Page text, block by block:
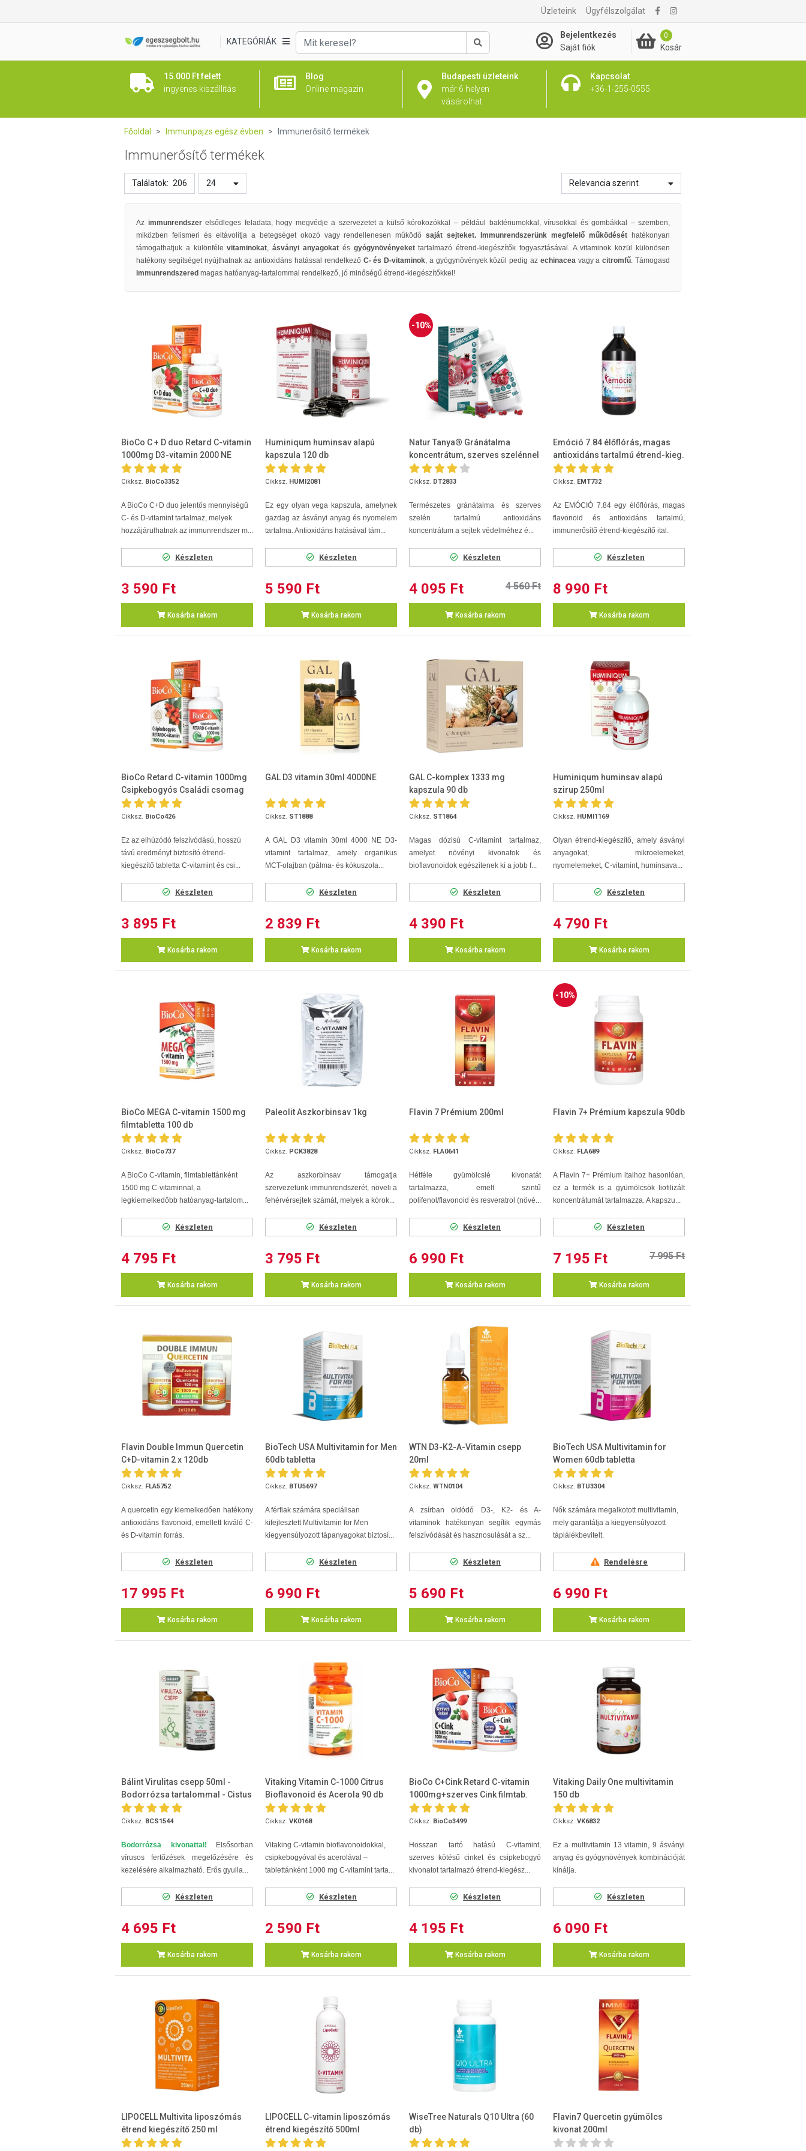
Üzleteink Ügyfélszolgálat
KATEGÓRIÁK
Keresés
Bejelentkezés
Saját fiók
0
Kosár
15.000 Ft felett
ingyenes kiszállítás
Blog
Online magazin
Budapesti üzleteink
már 6 helyen
vásárolhat
Kapcsolat
+36-1-255-0555
Főoldal Immunpajzs egész évben Immunerősítő termékek
Immunerősítő termékek
Találatok: 206 24 Relevancia szerint
Az immunrendszer elsődleges feladata, hogy megvédje a szervezetet a külső kórokozókkal – például baktériumokkal, vírusokkal és gombákkal – szemben,
miközben felismeri és eltávolítja a betegséget okozó vagy rendellenesen működősaját sejteket. Immunrendszerünk megfelelő működését
hatékonyan
támogathatjuk a különfélevitaminokat,ásványi anyagokat és gyógynövényekettartalmazó étrend-kiegészítők fogyasztásával. A vitaminok közül különösen
hatékony segítséget nyújthatnak az antioxidáns hatással rendelkezőC- és D-vitaminok, a gyógynövények közül pedig az echinacea vagy acitromfű. Támogasd
immunrendszered magas hatóanyag-tartalommal rendelkező, jó minőségű étrend-kiegészítőkkel!
BioCo C + D duo Retard C-vitamin
1000mg D3-vitamin 2000 NE
Cikksz. BioCo3352
A BioCo C+D duo jelentős mennyiségű
C- és D-vitamint tartalmaz, melyek
hozzájárulhatnak az immunrendszer m...
Készleten
3 590 Ft
Kosárba rakom
Huminiqum huminsav alapú
kapszula 120 db
Cikksz. HUMI2081
Ez egy olyan vega kapszula, amelynek
gazdag az ásványi anyag és nyomelem
tartalma. Antioxidáns hatásával tám...
Készleten
5 590 Ft
Kosárba rakom
-10%
Natur Tanya® Gránátalma
koncentrátum, szerves szelénnel
500ml
Cikksz. DT2833
Természetes gránátalma és szerves
szelén tartalmú antioxidáns
koncentrátum a sejtek védelméhez é...
Készleten
4 095 Ft 4 560 Ft
Kosárba rakom
Emóció 7.84 élőflórás, magas
antioxidáns tartalmú étrend-kieg.
Cikksz. EMT732
Az EMÓCIÓ 7.84 egy élőflórás, magas
flavonoid és antioxidáns tartalmú,
immunerősítő étrend-kiegészítő ital.
Készleten
8 990 Ft
Kosárba rakom
BioCo Retard C-vitamin 1000mg
Csipkebogyós Családi csomag
100db
Cikksz. BioCo426
Ez az elhúzódó felszívódású, hosszú
távú eredményt biztosító étrend-
kiegészítő tabletta C-vitamint és csi...
Készleten
3 895 Ft
Kosárba rakom
GAL D3 vitamin 30ml 4000NE
Cikksz. ST1888
A GAL D3 vitamin 30ml 4000 NE D3-
vitamint tartalmaz, amely organikus
MCT-olajban (pálma- és kókuszola...
Készleten
2 839 Ft
Kosárba rakom
GAL C-komplex 1333 mg
kapszula 90 db
Cikksz. ST1864
Magas dózisú C-vitamint tartalmaz,
amelyet növényi kivonatok és
bioflavonoidok egészítenek ki a jobb f...
Készleten
4 390 Ft
Kosárba rakom
Huminiqum huminsav alapú
szirup 250ml
Cikksz. HUMI1169
Olyan étrend-kiegészítő, amely ásványi
anyagokat, mikroelemeket,
nyomelemeket, C-vitamint, huminsava...
Készleten
4 790 Ft
Kosárba rakom
BioCo MEGA C-vitamin 1500 mg
filmtabletta 100 db
Cikksz. BioCo737
A BioCo C-vitamin, filmtablettánként
1500 mg C-vitaminnal, a
legkiemelkedőbb hatóanyag-tartalom...
Készleten
4 795 Ft
Kosárba rakom
Paleolit Aszkorbinsav 1kg
Cikksz. PCK3828
Az aszkorbinsav támogatja
szervezetünk immunrendszerét, növeli a
fehérvérsejtek számát, melyek a kórok...
Készleten
3 795 Ft
Kosárba rakom
Flavin 7 Prémium 200ml
Cikksz. FLA0641
Hétféle gyümölcslé kivonatát
tartalmazza, emelt szintű
polifenol/flavonoid és resveratrol (növé...
Készleten
6 990 Ft
Kosárba rakom
-10%
Flavin 7+ Prémium kapszula 90db
Cikksz. FLA689
A Flavin 7+ Prémium italhoz hasonlóan,
ez a termék is a gyümölcsök liofilizált
koncentrátumát tartalmazza. A kapszu...
Készleten
7 195 Ft 7 995 Ft
Kosárba rakom
Flavin Double Immun Quercetin
C+D-vitamin 2 x 120db
Cikksz. FLA5752
A quercetin egy kiemelkedően hatékony
antioxidáns flavonoid, emellett kiváló C-
és D-vitamin forrás.
Készleten
17 995 Ft
Kosárba rakom
BioTech USA Multivitamin for Men
60db tabletta
Cikksz. BTU5697
A férfiak számára speciálisan
kifejlesztett Multivitamin for Men
kiegyensúlyozott tápanyagokat biztosí...
Készleten
6 990 Ft
Kosárba rakom
WTN D3-K2-A-Vitamin csepp
20ml
Cikksz. WTN0104
A zsírban oldódó D3-, K2- és A-
vitaminok hatékonyan segítik egymás
felszívódását és hasznosulását a sz...
Készleten
5 690 Ft
Kosárba rakom
BioTech USA Multivitamin for
Women 60db tabletta
Cikksz. BTU3304
Nők számára megalkotott multivitamin,
mely garantálja a kiegyensúlyozott
táplálékbevitelt.
Rendelésre
6 990 Ft
Kosárba rakom
Bálint Virulitas csepp 50ml -
Bodorrózsa tartalommal - Cistus
Incanus
Cikksz. BCS1544
Bodorrózsa kivonattal!
Elsősorban
vírusos fertőzések megelőzésére és
kezelésére alkalmazható. Erős gyulla...
Készleten
4 695 Ft
Kosárba rakom
Vitaking Vitamin C-1000 Citrus
Bioflavonoid és Acerola 90 db
Cikksz. VK0168
Vitaking C-vitamin bioflavonoidokkal,
csipkebogyóval és acerolával –
tablettánként 1000 mg C-vitamint tarta...
Készleten
2 590 Ft
Kosárba rakom
BioCo C+Cink Retard C-vitamin
1000mg+szerves Cink filmtab.
100db
Cikksz. BioCo3499
Hosszan tartó hatású C-vitamint,
szerves kötésű cinket és csipkebogyó
kivonatot tartalmazó étrend-kiegész...
Készleten
4 195 Ft
Kosárba rakom
Vitaking Daily One multivitamin
150 db
Cikksz. VK6832
Ez a multivitamin 13 vitamin, 9 ásványi
anyag és gyógynövények kombinációját
kínálja.
Készleten
6 090 Ft
Kosárba rakom
LIPOCELL Multivita liposzómás
étrend kiegészítő 250 ml
LIPOCELL C-vitamin liposzómás
étrend kiegészítő 500ml
WiseTree Naturals Q10 Ultra (60
db)
Flavin7 Quercetin gyümölcs
kivonat 200ml